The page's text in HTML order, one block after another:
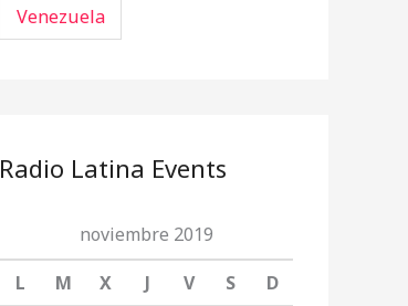
Venezuela
Radio Latina Events
noviembre 2019
L
M X J V S
D